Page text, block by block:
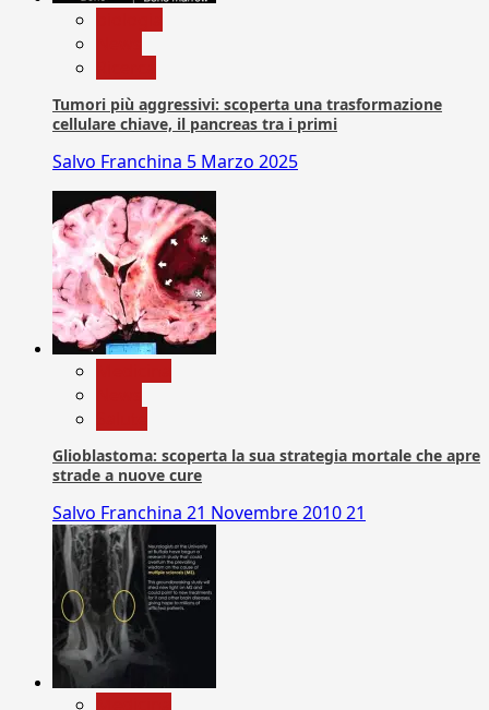
Tumori più aggressivi: scoperta una trasformazione
cellulare chiave, il pancreas tra i primi
Salvo Franchina 5 Marzo 2025
Glioblastoma: scoperta la sua strategia mortale che apre
strade a nuove cure
Salvo Franchina 21 Novembre 201021